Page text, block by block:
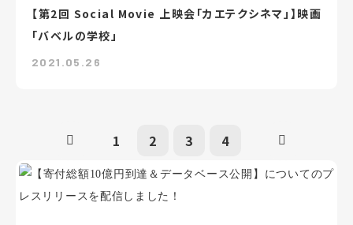
【第2回 Social Movie 上映会「カエテクシネマ」】映画
「バベルの学校」
2021.05.26
1 2 3 4